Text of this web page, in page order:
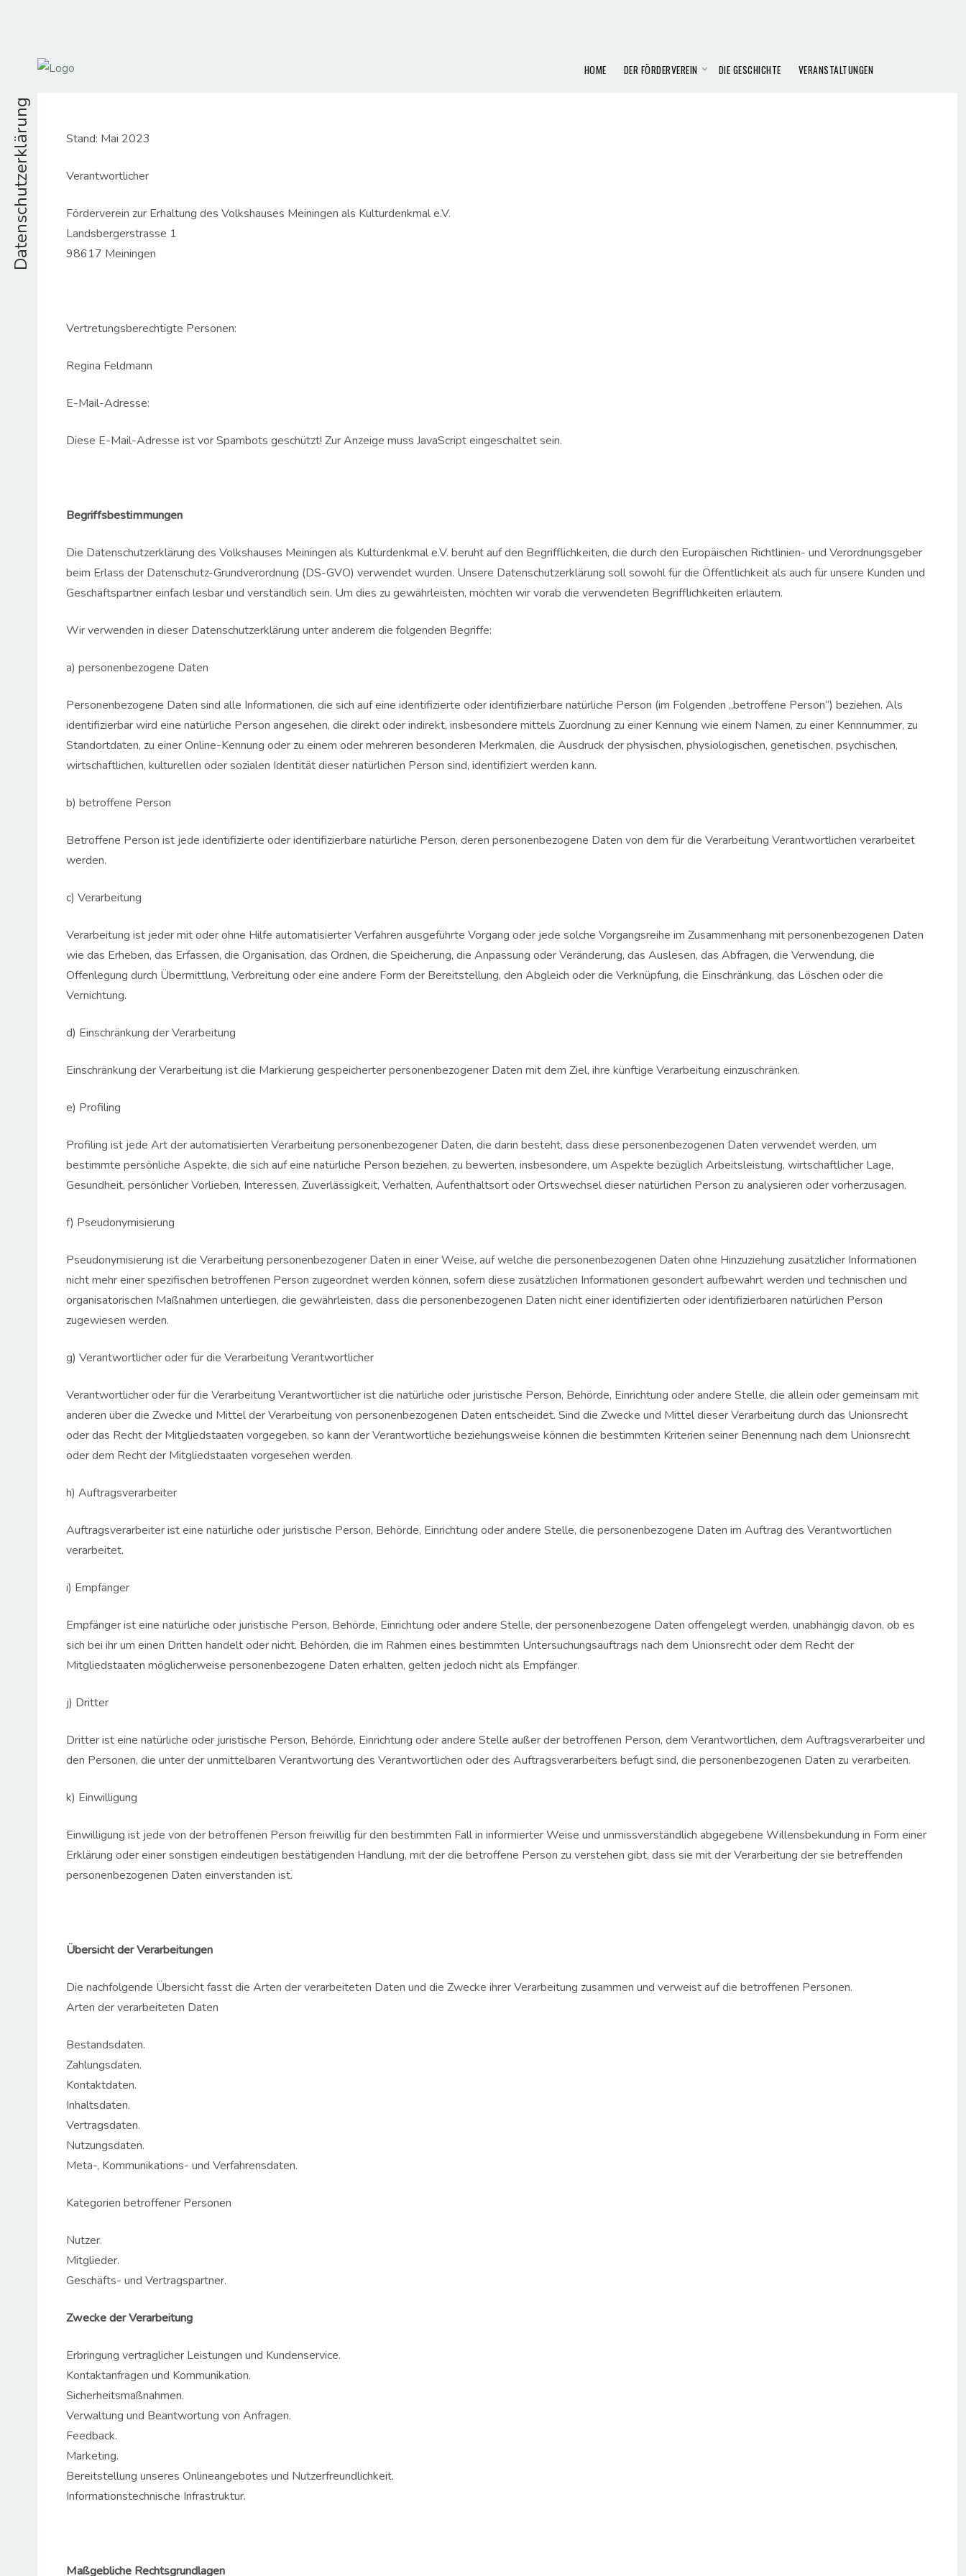
Datenschutzerklärung
HOME DER FÖRDERVEREIN DIE GESCHICHTE VERANSTALTUNGEN
Stand: Mai 2023
Verantwortlicher
Förderverein zur Erhaltung des Volkshauses Meiningen als Kulturdenkmal e.V.
Landsbergerstrasse 1
98617 Meiningen
Vertretungsberechtigte Personen:
Regina Feldmann
E-Mail-Adresse:
Diese E-Mail-Adresse ist vor Spambots geschützt! Zur Anzeige muss JavaScript eingeschaltet sein.
Begriffsbestimmungen
Die Datenschutzerklärung des Volkshauses Meiningen als Kulturdenkmal e.V. beruht auf den Begrifflichkeiten, die durch den Europäischen Richtlinien- und Verordnungsgeber
beim Erlass der Datenschutz-Grundverordnung (DS-GVO) verwendet wurden. Unsere Datenschutzerklärung soll sowohl für die Öffentlichkeit als auch für unsere Kunden und
Geschäftspartner einfach lesbar und verständlich sein. Um dies zu gewährleisten, möchten wir vorab die verwendeten Begrifflichkeiten erläutern.
Wir verwenden in dieser Datenschutzerklärung unter anderem die folgenden Begriffe:
a) personenbezogene Daten
Personenbezogene Daten sind alle Informationen, die sich auf eine identifizierte oder identifizierbare natürliche Person (im Folgenden „betroffene Person“) beziehen. Als
identifizierbar wird eine natürliche Person angesehen, die direkt oder indirekt, insbesondere mittels Zuordnung zu einer Kennung wie einem Namen, zu einer Kennnummer, zu
Standortdaten, zu einer Online-Kennung oder zu einem oder mehreren besonderen Merkmalen, die Ausdruck der physischen, physiologischen, genetischen, psychischen,
wirtschaftlichen, kulturellen oder sozialen Identität dieser natürlichen Person sind, identifiziert werden kann.
b) betroffene Person
Betroffene Person ist jede identifizierte oder identifizierbare natürliche Person, deren personenbezogene Daten von dem für die Verarbeitung Verantwortlichen verarbeitet
werden.
c) Verarbeitung
Verarbeitung ist jeder mit oder ohne Hilfe automatisierter Verfahren ausgeführte Vorgang oder jede solche Vorgangsreihe im Zusammenhang mit personenbezogenen Daten
wie das Erheben, das Erfassen, die Organisation, das Ordnen, die Speicherung, die Anpassung oder Veränderung, das Auslesen, das Abfragen, die Verwendung, die
Offenlegung durch Übermittlung, Verbreitung oder eine andere Form der Bereitstellung, den Abgleich oder die Verknüpfung, die Einschränkung, das Löschen oder die
Vernichtung.
d) Einschränkung der Verarbeitung
Einschränkung der Verarbeitung ist die Markierung gespeicherter personenbezogener Daten mit dem Ziel, ihre künftige Verarbeitung einzuschränken.
e) Profiling
Profiling ist jede Art der automatisierten Verarbeitung personenbezogener Daten, die darin besteht, dass diese personenbezogenen Daten verwendet werden, um
bestimmte persönliche Aspekte, die sich auf eine natürliche Person beziehen, zu bewerten, insbesondere, um Aspekte bezüglich Arbeitsleistung, wirtschaftlicher Lage,
Gesundheit, persönlicher Vorlieben, Interessen, Zuverlässigkeit, Verhalten, Aufenthaltsort oder Ortswechsel dieser natürlichen Person zu analysieren oder vorherzusagen.
f) Pseudonymisierung
Pseudonymisierung ist die Verarbeitung personenbezogener Daten in einer Weise, auf welche die personenbezogenen Daten ohne Hinzuziehung zusätzlicher Informationen
nicht mehr einer spezifischen betroffenen Person zugeordnet werden können, sofern diese zusätzlichen Informationen gesondert aufbewahrt werden und technischen und
organisatorischen Maßnahmen unterliegen, die gewährleisten, dass die personenbezogenen Daten nicht einer identifizierten oder identifizierbaren natürlichen Person
zugewiesen werden.
g) Verantwortlicher oder für die Verarbeitung Verantwortlicher
Verantwortlicher oder für die Verarbeitung Verantwortlicher ist die natürliche oder juristische Person, Behörde, Einrichtung oder andere Stelle, die allein oder gemeinsam mit
anderen über die Zwecke und Mittel der Verarbeitung von personenbezogenen Daten entscheidet. Sind die Zwecke und Mittel dieser Verarbeitung durch das Unionsrecht
oder das Recht der Mitgliedstaaten vorgegeben, so kann der Verantwortliche beziehungsweise können die bestimmten Kriterien seiner Benennung nach dem Unionsrecht
oder dem Recht der Mitgliedstaaten vorgesehen werden.
h) Auftragsverarbeiter
Auftragsverarbeiter ist eine natürliche oder juristische Person, Behörde, Einrichtung oder andere Stelle, die personenbezogene Daten im Auftrag des Verantwortlichen
verarbeitet.
i) Empfänger
Empfänger ist eine natürliche oder juristische Person, Behörde, Einrichtung oder andere Stelle, der personenbezogene Daten offengelegt werden, unabhängig davon, ob es
sich bei ihr um einen Dritten handelt oder nicht. Behörden, die im Rahmen eines bestimmten Untersuchungsauftrags nach dem Unionsrecht oder dem Recht der
Mitgliedstaaten möglicherweise personenbezogene Daten erhalten, gelten jedoch nicht als Empfänger.
j) Dritter
Dritter ist eine natürliche oder juristische Person, Behörde, Einrichtung oder andere Stelle außer der betroffenen Person, dem Verantwortlichen, dem Auftragsverarbeiter und
den Personen, die unter der unmittelbaren Verantwortung des Verantwortlichen oder des Auftragsverarbeiters befugt sind, die personenbezogenen Daten zu verarbeiten.
k) Einwilligung
Einwilligung ist jede von der betroffenen Person freiwillig für den bestimmten Fall in informierter Weise und unmissverständlich abgegebene Willensbekundung in Form einer
Erklärung oder einer sonstigen eindeutigen bestätigenden Handlung, mit der die betroffene Person zu verstehen gibt, dass sie mit der Verarbeitung der sie betreffenden
personenbezogenen Daten einverstanden ist.
Übersicht der Verarbeitungen
Die nachfolgende Übersicht fasst die Arten der verarbeiteten Daten und die Zwecke ihrer Verarbeitung zusammen und verweist auf die betroffenen Personen.
Arten der verarbeiteten Daten
Bestandsdaten.
Zahlungsdaten.
Kontaktdaten.
Inhaltsdaten.
Vertragsdaten.
Nutzungsdaten.
Meta-, Kommunikations- und Verfahrensdaten.
Kategorien betroffener Personen
Nutzer.
Mitglieder.
Geschäfts- und Vertragspartner.
Zwecke der Verarbeitung
Erbringung vertraglicher Leistungen und Kundenservice.
Kontaktanfragen und Kommunikation.
Sicherheitsmaßnahmen.
Verwaltung und Beantwortung von Anfragen.
Feedback.
Marketing.
Bereitstellung unseres Onlineangebotes und Nutzerfreundlichkeit.
Informationstechnische Infrastruktur.
Maßgebliche Rechtsgrundlagen